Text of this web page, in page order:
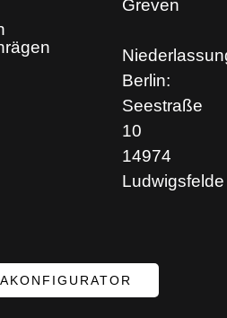
Greven
Berlin:
Seestraße
10
14974
Ludwigsfelde